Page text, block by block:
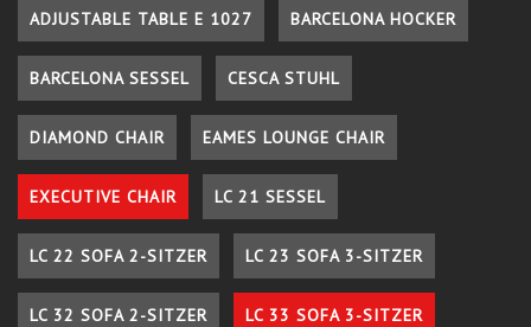
ADJUSTABLE TABLE E 1027 BARCELONA HOCKER
BARCELONA SESSEL CESCA STUHL
DIAMOND CHAIR EAMES LOUNGE CHAIR
EXECUTIVE CHAIR LC 21 SESSEL
LC 22 SOFA 2-SITZER LC 23 SOFA 3-SITZER
LC 32 SOFA 2-SITZER LC 33 SOFA 3-SITZER